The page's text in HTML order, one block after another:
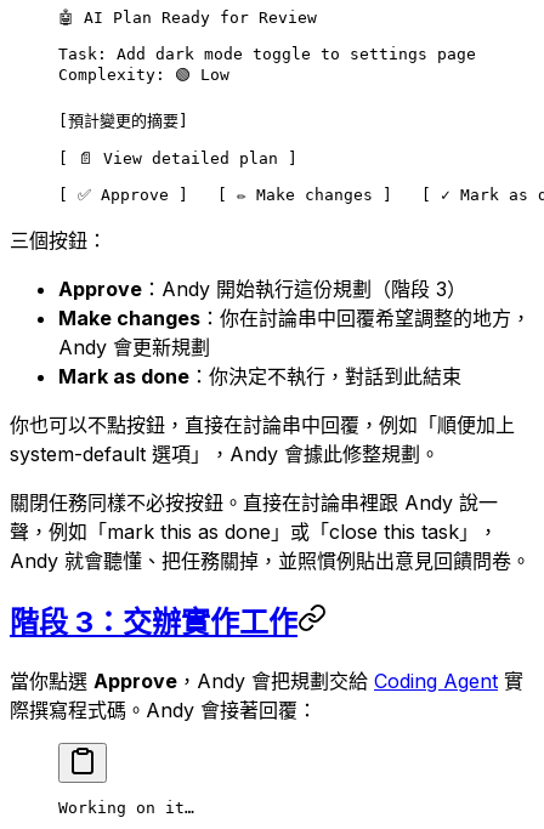
🤖 AI Plan Ready for Review
Task: Add dark mode toggle to settings page
Complexity: 🟢 Low
[預計變更的摘要]
[ 📄 View detailed plan ]
[ ✅ Approve ]   [ ✏️ Make changes ]   [ ✓ Mark as
三個按鈕：
Approve ：Andy 開始執行這份規劃（階段 3）
Make changes ：你在討論串中回覆希望調整的地方，
Andy 會更新規劃
Mark as done ：你決定不執行，對話到此結束
你也可以不點按鈕，直接在討論串中回覆，例如「順便加上
system-default 選項」，Andy 會據此修整規劃。
關閉任務同樣不必按按鈕。直接在討論串裡跟 Andy 說一
聲，例如「mark this as done」或「close this task」，
Andy 就會聽懂、把任務關掉，並照慣例貼出意見回饋問卷。
階段 3：交辦實作工作
當你點選 Approve ，Andy 會把規劃交給 Coding Agent 實
際撰寫程式碼。Andy 會接著回覆：
Working on it…